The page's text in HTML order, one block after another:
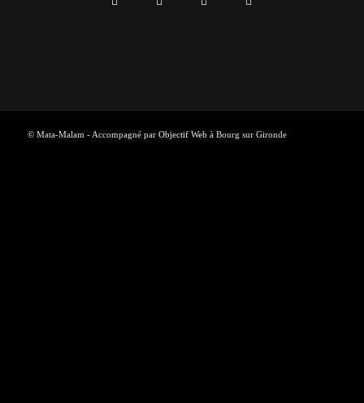
© Mata-Malam - Accompagné par Objectif Web à Bourg sur Gironde